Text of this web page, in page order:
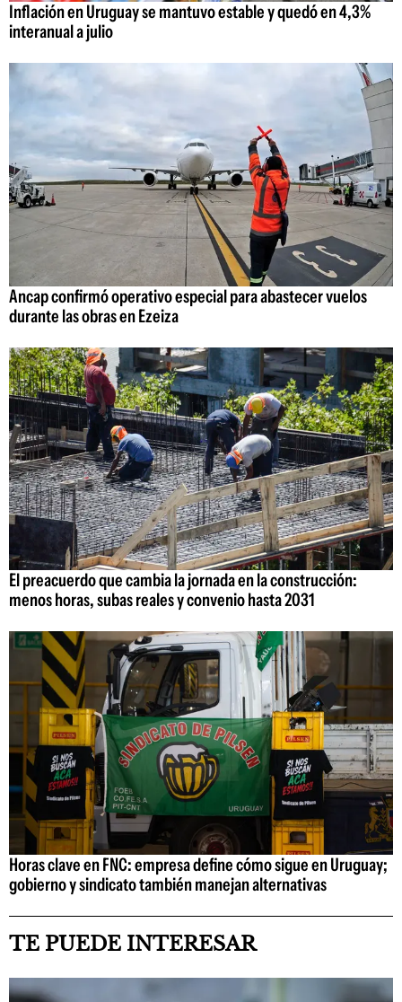
Inflación en Uruguay se mantuvo estable y quedó en 4,3%
interanual a julio
Ancap confirmó operativo especial para abastecer vuelos
durante las obras en Ezeiza
El preacuerdo que cambia la jornada en la construcción:
menos horas, subas reales y convenio hasta 2031
Horas clave en FNC: empresa define cómo sigue en Uruguay;
gobierno y sindicato también manejan alternativas
TE PUEDE INTERESAR